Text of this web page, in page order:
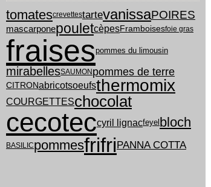
tomatescrevettestartevanissaPOIRES
mascarponepouletcèpesFramboisesfoie gras
fraisespommes du limousin
mirabellesSAUMONpommes de terre
CITRONabricotsoeufsthermomix
COURGETTESchocolat
cecoteccyril lignacfeyelbloch
BASILICpommesfrifriPANNA COTTA